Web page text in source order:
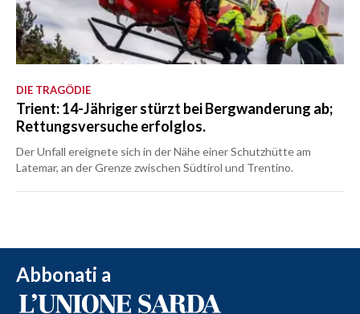
DIE TRAGÖDIE
Trient: 14-Jähriger stürzt bei Bergwanderung ab;
Rettungsversuche erfolglos.
Der Unfall ereignete sich in der Nähe einer Schutzhütte am
Latemar, an der Grenze zwischen Südtirol und Trentino.
Abbonati a